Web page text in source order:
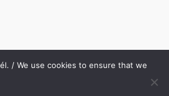
/ We use cookies to ensure that we